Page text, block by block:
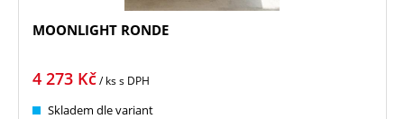
MOONLIGHT RONDE
4 273 Kč/ kss DPH
Skladem dle variant